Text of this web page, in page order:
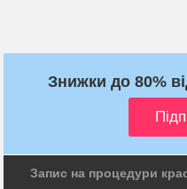
Знижки до 80%
Запис на процедури